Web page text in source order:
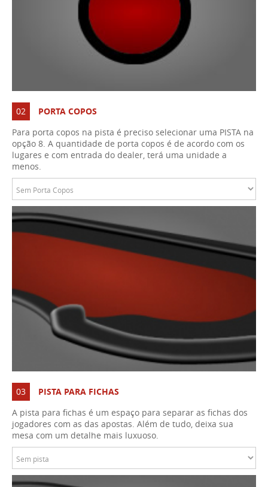
02
PORTA COPOS
Para porta copos na pista é preciso selecionar uma PISTA na
opção 8. A quantidade de porta copos é de acordo com os
lugares e com entrada do dealer, terá uma unidade a
menos.
03
PISTA PARA FICHAS
A pista para fichas é um espaço para separar as fichas dos
jogadores com as das apostas. Além de tudo, deixa sua
mesa com um detalhe mais luxuoso.